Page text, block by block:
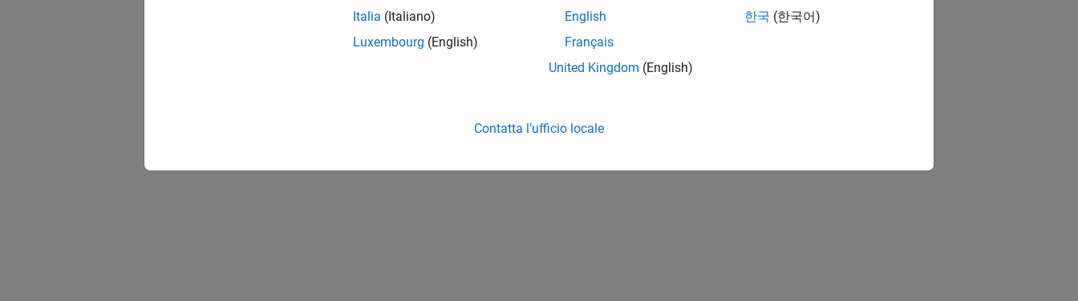
Italia (Italiano)
Luxembourg (English)
English
Français
United Kingdom (English)
한국 (한국어)
Contatta l’ufficio locale